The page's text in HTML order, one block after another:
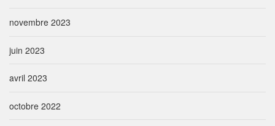
novembre 2023
juin 2023
avril 2023
octobre 2022